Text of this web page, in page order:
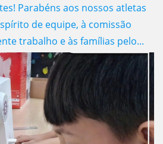
Parabéns aos nossos atletas
de equipe, à comissão
trabalho e às famílias pelo...